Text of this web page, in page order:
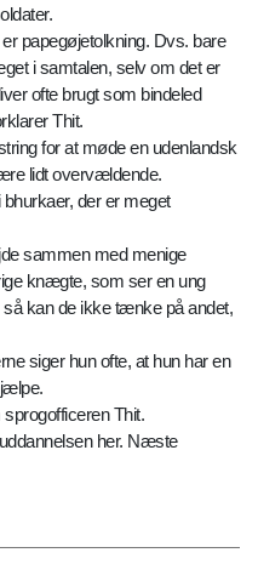
papegøjetolkning. Dvs. bare
i samtalen, selv om det er
ofte brugt som bindeled
Thit.
for at møde en udenlandsk
lidt overvældende.
der er meget
sammen med menige
knægte, som ser en ung
kan de ikke tænke på andet,
siger hun ofte, at hun har en
Thit.
her. Næste